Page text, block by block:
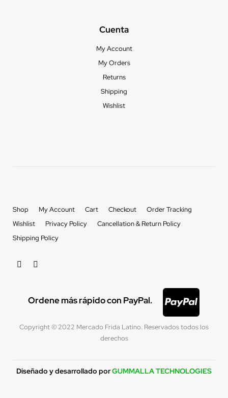
Cuenta
My Account
My Orders
Returns
Shipping
Wishlist
Shop My Account Cart Checkout
Order Tracking
Wishlist
Privacy Policy
Cancellation & Return Policy
Shipping Policy
Ordene más rápido con PayPal.
Copyright © 2022 Mercado Frida Latino. Reservados todos los
derechos
Diseñado y desarrollado porGUMMALLA TECHNOLOGIES